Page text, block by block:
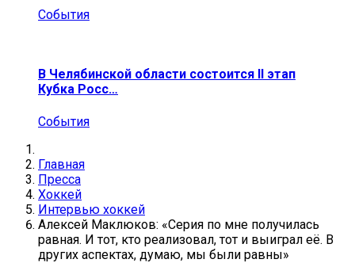
События
В Челябинской области состоится II этап
Кубка Росс…
События
Главная
Пресса
Хоккей
Интервью хоккей
Алексей Маклюков: «Серия по мне получилась
равная. И тот, кто реализовал, тот и выиграл её. В
других аспектах, думаю, мы были равны»